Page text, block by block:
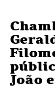
João